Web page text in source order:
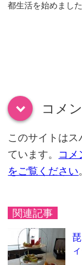
都生活を始めました
down コメ
このサイトは
ています。 コメ
をご覧ください
関連記事